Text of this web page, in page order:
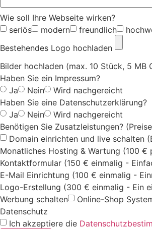
Wie soll Ihre Webseite wirken?
seriös
modern freundlich
Bestehendes Logo hochladen
Bilder hochladen (max. 10 Stück, 5 MB
Haben Sie ein Impressum?
Ja
Nein
Wird nachgereicht
Haben Sie eine Datenschutzerklärung?
Ja
Nein
Wird nachgereicht
Benötigen Sie Zusatzleistungen?
Domain einrichten und live schalten
Monatliches Hosting & Wartung (100 €
Kontaktformular (150 € einmalig -
E-Mail Einrichtung (100 € einmalig -
Logo-Erstellung (300 € einmalig - Ein
Werbung schalten
Online-Shop
Datenschutz
Ich akzeptiere die